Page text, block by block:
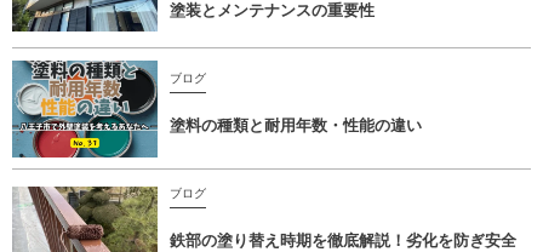
塗装とメンテナンスの重要性
ブログ
塗料の種類と耐用年数・性能の違い
ブログ
鉄部の塗り替え時期を徹底解説！劣化を防ぎ安全